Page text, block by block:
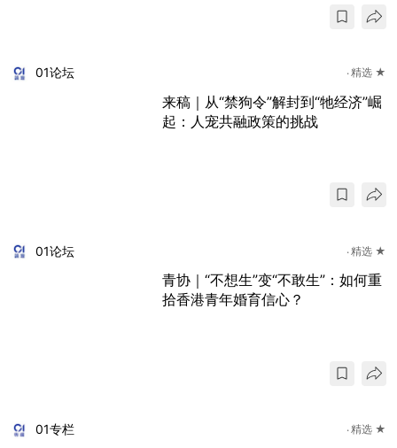
01论坛 精选 ★
来稿｜从“禁狗令”解封到“牠经济”崛
起：人宠共融政策的挑战
01论坛 精选 ★
青协｜“不想生”变“不敢生”：如何重
拾香港青年婚育信心？
01专栏 精选 ★